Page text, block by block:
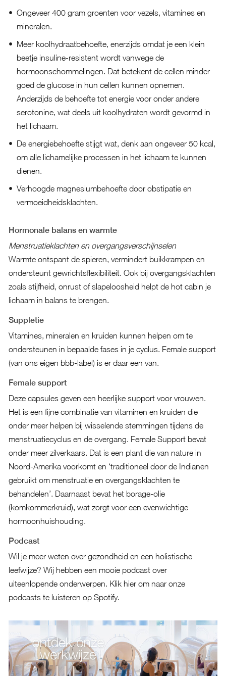
Ongeveer 400 gram groenten voor vezels, vitamines en
mineralen.
Meer koolhydraatbehoefte, enerzijds omdat je een klein
beetje insuline-resistent wordt vanwege de
hormoonschommelingen. Dat betekent de cellen minder
goed de glucose in hun cellen kunnen opnemen.
Anderzijds de behoefte tot energie voor onder andere
serotonine, wat deels uit koolhydraten wordt gevormd in
het lichaam.
De energiebehoefte stijgt wat, denk aan ongeveer 50 kcal,
om alle lichamelijke processen in het lichaam te kunnen
dienen.
Verhoogde magnesiumbehoefte door obstipatie en
vermoeidheidsklachten.
Hormonale balans en warmte
Menstruatieklachten en overgangsverschijnselen
Warmte ontspant de spieren, vermindert buikkrampen en
ondersteunt gewrichtsflexibiliteit. Ook bij overgangsklachten
zoals stijfheid, onrust of slapeloosheid helpt de hot cabin je
lichaam in balans te brengen.
Suppletie
Vitamines, mineralen en kruiden kunnen helpen om te
ondersteunen in bepaalde fases in je cyclus. Female support
(van ons eigen bbb-label) is er daar een van.
Female support
Deze capsules geven een heerlijke support voor vrouwen.
Het is een fijne combinatie van vitaminen en kruiden die
onder meer helpen bij wisselende stemmingen tijdens de
menstruatiecyclus en de overgang. Female Support bevat
onder meer zilverkaars. Dat is een plant die van nature in
Noord-Amerika voorkomt en ‘traditioneel door de Indianen
gebruikt om menstruatie en overgangsklachten te
behandelen’. Daarnaast bevat het borage-olie
(komkommerkruid), wat zorgt voor een evenwichtige
hormoonhuishouding.
Podcast
Wil je meer weten over gezondheid en een holistische
leefwijze? Wij hebben een mooie podcast over
uiteenlopende onderwerpen. Klik hier om naar onze
podcasts te luisteren op Spotify.